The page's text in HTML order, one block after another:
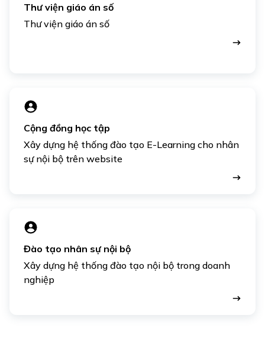
Thư viện giáo án số
Thư viện giáo án số
Cộng đồng học tập
Xây dựng hệ thống đào tạo E-Learning cho nhân
sự nội bộ trên website
Đào tạo nhân sự nội bộ
Xây dựng hệ thống đào tạo nội bộ trong doanh
nghiệp